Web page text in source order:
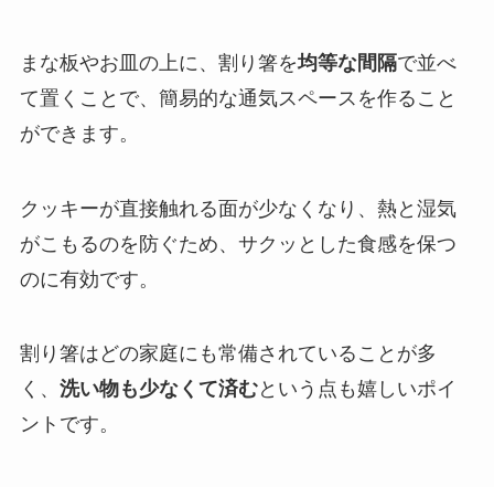
まな板やお皿の上に、割り箸を均等な間隔で並べ
て置くことで、簡易的な通気スペースを作ること
ができます。
クッキーが直接触れる面が少なくなり、熱と湿気
がこもるのを防ぐため、サクッとした食感を保つ
のに有効です。
割り箸はどの家庭にも常備されていることが多
く、 洗い物も少なくて済むという点も嬉しいポイ
ントです。